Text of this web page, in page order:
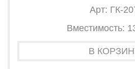
Арт: ГК-
Вместимость:
В